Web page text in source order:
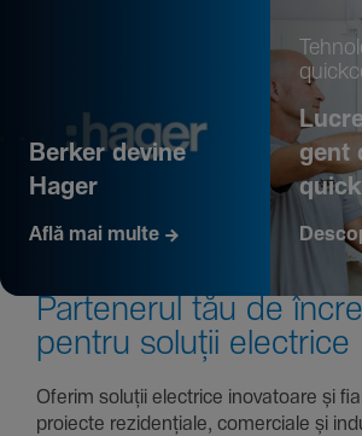
Berker devine
Hager
Află mai multe
gent
Parte­nerul tău de
pentru soluții electrice
Oferim soluții electrice inova­toare și
proiecte rezi­den­țiale, comer­ciale